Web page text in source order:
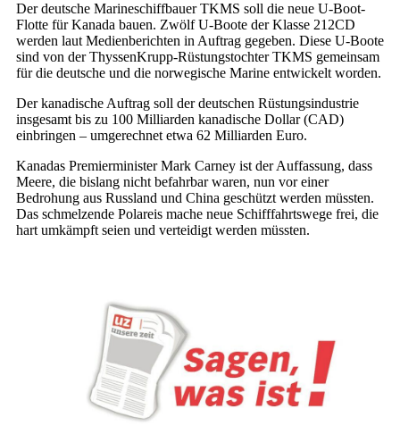
Der deutsche Marineschiffbauer TKMS soll die neue U-Boot-
Flotte für Kanada bauen. Zwölf U-Boote der Klasse 212CD
werden laut Medienberichten in Auftrag gegeben. Diese U-Boote
sind von der ThyssenKrupp-Rüstungstochter TKMS gemeinsam
für die deutsche und die norwegische Marine entwickelt worden.
Der kanadische Auftrag soll der deutschen Rüstungsindustrie
insgesamt bis zu 100 Milliarden kanadische Dollar (CAD)
einbringen – umgerechnet etwa 62 Milliarden Euro.
Kanadas Premierminister Mark Carney ist der Auffassung, dass
Meere, die bislang nicht befahrbar waren, nun vor einer
Bedrohung aus Russland und China geschützt werden müssten.
Das schmelzende Polareis mache neue Schifffahrtswege frei, die
hart umkämpft seien und verteidigt werden müssten.